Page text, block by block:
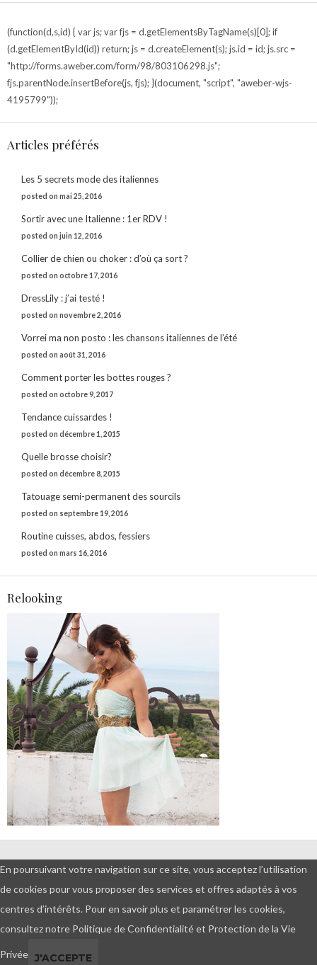
(function(d,s,id) { var js; var fjs = d.getElementsByTagName(s)[0]; if
(d.getElementById(id)) return; js = d.createElement(s); js.id = id; js.src =
"http://forms.aweber.com/form/98/803106298.js";
fjs.parentNode.insertBefore(js, fjs); }(document, "script", "aweber-wjs-
4195799"));
Articles préférés
Les 5 secrets mode des italiennes
posted on mai 25, 2016
Sortir avec une Italienne : 1er RDV !
posted on juin 12, 2016
Collier de chien ou choker : d’où ça sort ?
posted on octobre 17, 2016
DressLily : j’ai testé !
posted on novembre 2, 2016
Vorrei ma non posto : les chansons italiennes de l’été
posted on août 31, 2016
Comment porter les bottes rouges ?
posted on octobre 9, 2017
Tendance cuissardes !
posted on décembre 1, 2015
Quelle brosse choisir?
posted on décembre 8, 2015
Tatouage semi-permanent des sourcils
posted on septembre 19, 2016
Routine cuisses, abdos, fessiers
posted on mars 16, 2016
Relooking
DEMANDES PROFESSIONNELLES
En poursuivant votre navigation sur ce site, vous acceptez l’utilisation
de cookies pour vous proposer des services et offres adaptés à vos
centres d’intérêts. Pour en savoir plus et paramétrer les cookies,
consultez notre Politique de Confidentialité et Protection de la Vie
Privée J'ACCEPTE